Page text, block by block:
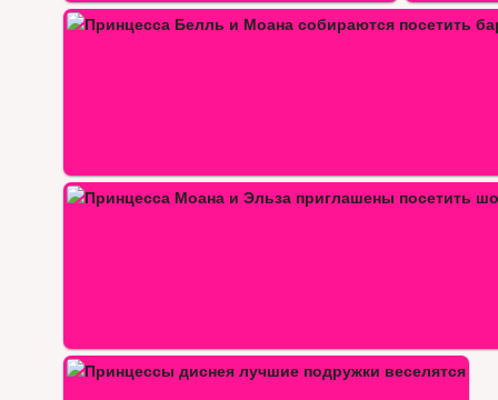
Все, что блестит